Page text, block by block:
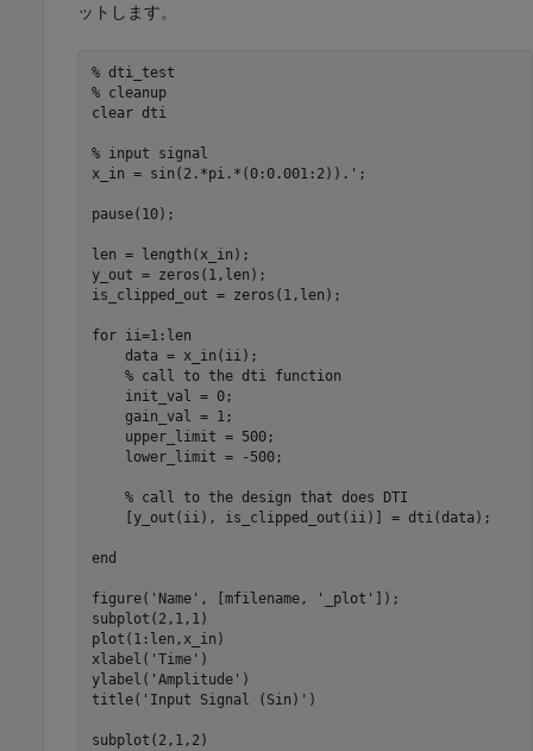
ットします。
% dti_test
% cleanup
clear dti
% input signal
x_in = sin(2.*pi.*(0:0.001:2)).';
pause(10);
len = length(x_in);
y_out = zeros(1,len);
is_clipped_out = zeros(1,len);
for ii=1:len
    data = x_in(ii);
% call to the dti function
    init_val = 0;
    gain_val = 1;
    upper_limit = 500;
    lower_limit = -500;
% call to the design that does DTI
    [y_out(ii), is_clipped_out(ii)] = dti(data);
end
figure( 'Name' , [mfilename, '_plot'
]);
subplot(2,1,1)
plot(1:len,x_in)
xlabel( 'Time' )
ylabel( 'Amplitude' )
title( 'Input Signal (Sin)' )
subplot(2,1,2)